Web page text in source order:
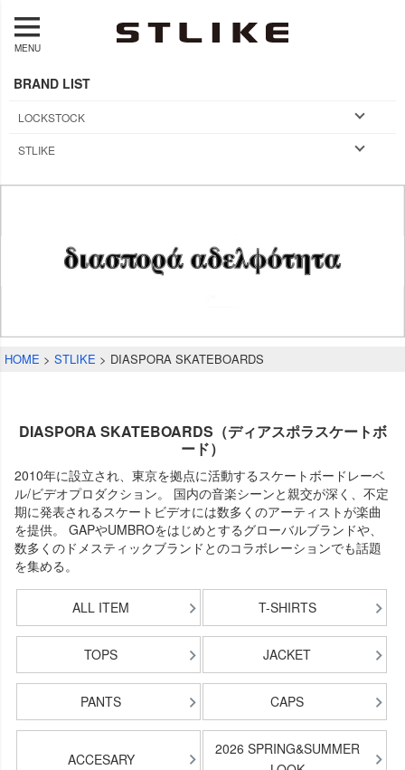
MENU
BRAND LIST
LOCKSTOCK
STLIKE
HOME STLIKE DIASPORA SKATEBOARDS
DIASPORA SKATEBOARDS（ディアスポラスケートボ
ード）
2010年に設立され、東京を拠点に活動するスケートボードレーベ
ル/ビデオプロダクション。 国内の音楽シーンと親交が深く、不定
期に発表されるスケートビデオには数多くのアーティストが楽曲
を提供。 GAPやUMBROをはじめとするグローバルブランドや、
数多くのドメスティックブランドとのコラボレーションでも話題
を集める。
ALL ITEM T-SHIRTS
TOPS JACKET
PANTS CAPS
ACCESARY
2026 SPRING&SUMMER